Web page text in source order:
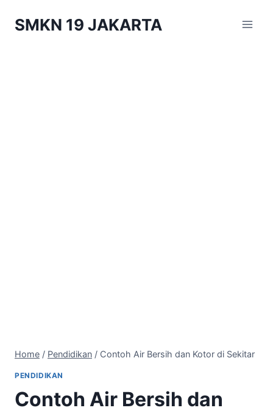
SMKN 19 JAKARTA
Home / Pendidikan / Contoh Air Bersih dan Kotor di Sekitar
PENDIDIKAN
Contoh Air Bersih dan